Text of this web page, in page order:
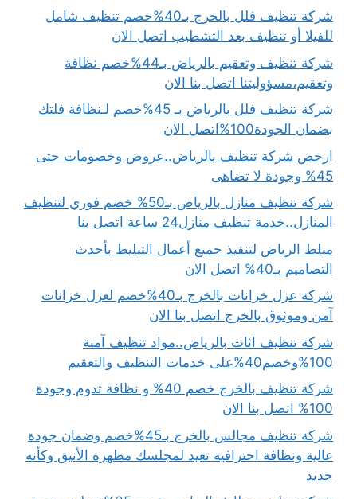
شركة تنظيف فلل بالخرج بـ40%خصم تنظيف شامل
للفيلا أو تنظيف بعد التشطيب اتصل الان
شركة تنظيف وتعقيم بالرياض بـ44%خصم نظافة
وتعقيم،مسؤوليتنا اتصل بنا الان
شركة تنظيف فلل بالرياض بـ 45%خصم لـنظافة فلتك
بضمان الجودة100%اتصل الان
ارخص شركة تنظيف بالرياض..عروض وخصومات حتى
45% وجودة لا تضاهى
شركة تنظيف منازل بالرياض بـ50% خصم فوري لتنظيف
المنازل..خدمة تنظيف منازل24 ساعة اتصل بنا
مبلط الرياض لتنفيذ جميع أعمال التبليط بأحدث
التصاميم بـ40% اتصل الان
شركة عزل خزانات بالخرج بـ40%خصم لعزل خزانات
آمن وموثوق بالخرج اتصل بنا الان
شركة تنظيف اثاث بالرياض..مواد تنظيف آمنة
100%وخصم40%على خدمات التنظيف والتعقيم
شركة تنظيف بالخرج خصم 40% و نظافة تدوم وجودة
100% اتصل بنا الان
شركة تنظيف مجالس بالخرج بـ45%خصم وضمان جودة
عالية ونظافة احترافية تعيد لمجلسك مظهره الأنيق وكأنه
جديد